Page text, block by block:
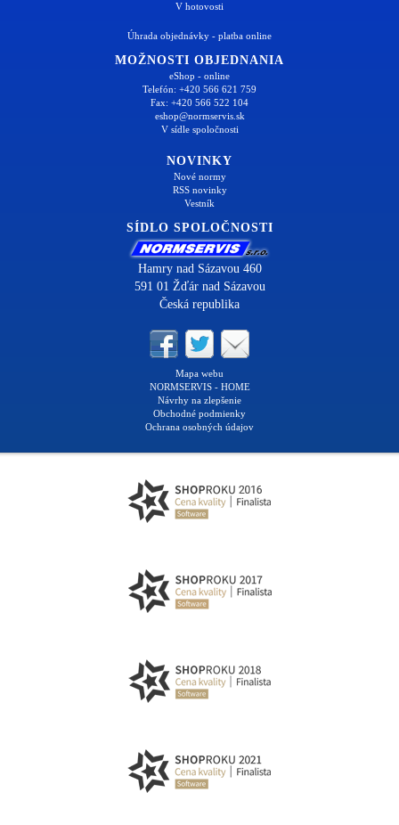
V hotovosti
Úhrada objednávky - platba online
MOŽNOSTI OBJEDNANIA
eShop - online
Telefón: +420 566 621 759
Fax: +420 566 522 104
eshop@normservis.sk
V sídle spoločnosti
NOVINKY
Nové normy
RSS novinky
Vestník
SÍDLO SPOLOČNOSTI
Hamry nad Sázavou 460
591 01 Žďár nad Sázavou
Česká republika
Mapa webu
NORMSERVIS - HOME
Návrhy na zlepšenie
Obchodné podmienky
Ochrana osobných údajov